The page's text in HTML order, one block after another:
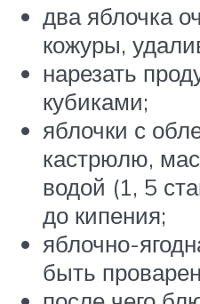
два яблочка
кожуры,
нарезать
кубиками;
яблочки с
кастрюлю,
водой (1, 5
до кипения;
яблочно-
быть